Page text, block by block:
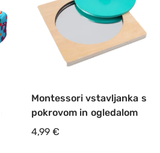
Montessori vstavljanka s
pokrovom in ogledalom
4,99€